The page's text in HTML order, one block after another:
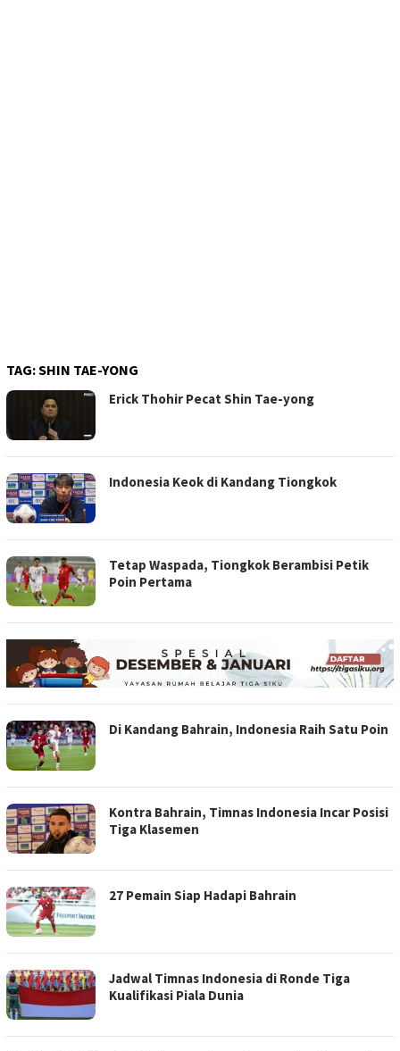
TAG:SHIN TAE-YONG
Erick Thohir Pecat Shin Tae-yong
Indonesia Keok di Kandang Tiongkok
Tetap Waspada, Tiongkok Berambisi Petik
Poin Pertama
Di Kandang Bahrain, Indonesia Raih Satu Poin
Kontra Bahrain, Timnas Indonesia Incar Posisi
Tiga Klasemen
27 Pemain Siap Hadapi Bahrain
Jadwal Timnas Indonesia di Ronde Tiga
Kualifikasi Piala Dunia